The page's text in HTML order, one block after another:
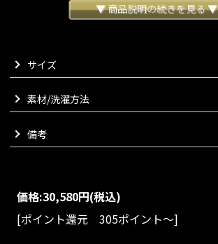
付属の共布ベルトの結び方によってシルエッ
んだり、ラフに結んで抜け感のある着こなし
に合わせてスタイリングの幅が広がります。
繊細なタックを施したフロントデザインと、
しく広がるバックシルエットもポイント。
一枚でトップスとしてはもちろんのこと、軽
VARIATION
size：SM/ML color：ネイビー/ホワイト
▼ 商品説明の続きを見る ▼
サイズ
素材/洗濯方法
備考
価格:30,580円(税込)
[ポイント還元 305ポイント～]